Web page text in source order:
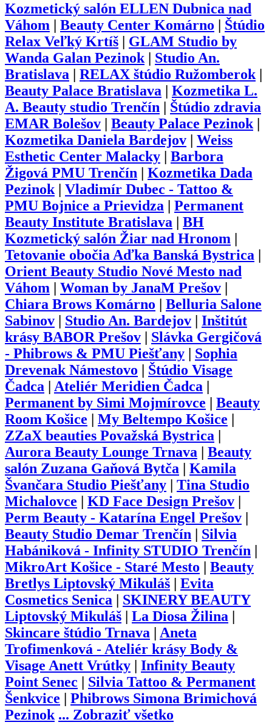
Kozmetický salón ELLEN Dubnica nad
Váhom
Beauty Center Komárno
Štúdio
Relax Veľký Krtíš
GLAM Studio by
Wanda Galan Pezinok| Studio An.
Bratislava
RELAX štúdio Ružomberok|
Beauty Palace Bratislava
Kozmetika L.
A. Beauty studio Trenčín
Štúdio zdravia
EMAR Bolešov
Beauty Palace Pezinok|
Kozmetika Daniela Bardejov
Weiss
Esthetic Center Malacky
Barbora
Žigová PMU Trenčín
Kozmetika Dada
Pezinok| Vladimír Dubec - Tattoo &
PMU Bojnice a Prievidza
Permanent
Beauty Institute Bratislava
BH
Kozmetický salón Žiar nad Hronom
Tetovanie obočia Aďka Banská Bystrica
Orient Beauty Studio Nové Mesto nad
Váhom
Woman by JanaM Prešov
Chiara Brows Komárno
Belluria Salone
Sabinov
Studio An. Bardejov
Inštitút
krásy BABOR Prešov
Slávka Gergičová
- Phibrows & PMU Piešťany
Sophia
Drevenak Námestovo
Štúdio Visage
Čadca
Ateliér Meridien Čadca
Permanent by Simi Mojmírovce
Beauty
Room Košice
My Beltempo Košice
ZZaX beauties Považská Bystrica
Aurora Beauty Lounge Trnava
Beauty
salón Zuzana Gaňová Bytča
Kamila
Švančara Studio Piešťany
Tina Studio
Michalovce
KD Face Design Prešov
Perm Beauty - Katarína Engel Prešov
Beauty Studio Demar Trenčín
Silvia
Habániková - Infinity STUDIO Trenčín
MikroArt Košice - Staré Mesto
Beauty
Bretlys Liptovský Mikuláš
Evita
Cosmetics Senica
SKINERY BEAUTY
Liptovský Mikuláš
La Diosa Žilina
Skincare štúdio Trnava
Aneta
Trofimenková - Ateliér krásy Body &
Visage Anett Vrútky
Infinity Beauty
Point Senec
Silvia Tattoo & Permanent
Šenkvice
Phibrows Simona Brimichová
Pezinok ... Zobraziť všetko